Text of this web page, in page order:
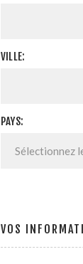
VILLE:
PAYS:
VOS